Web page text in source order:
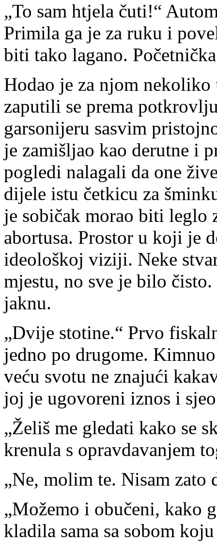
„To sam htjela čuti!“
Primila ga je za ruku i
biti tako lagano.
Hodao je za njom
zaputili se prema
garsonijeru sasvim
je zamišljao kao derutne i
pogledi nalagali da one
dijele istu četkicu za
je sobičak morao biti leglo
abortusa. Prostor u koji je
ideološkoj viziji. Neke
mjestu, no sve je bilo
jaknu.
„Dvije stotine.“ Prvo
jedno po drugome.
veću svotu ne znajući
joj je ugovoreni iznos i
„Želiš me gledati kako se
krenula s opravdavanjem
„Ne, molim te. Nisam zato
„Možemo i obučeni, kako
kladila sama sa sobom